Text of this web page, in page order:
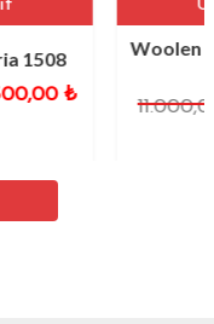
Woolen Halı
11.000,00₺